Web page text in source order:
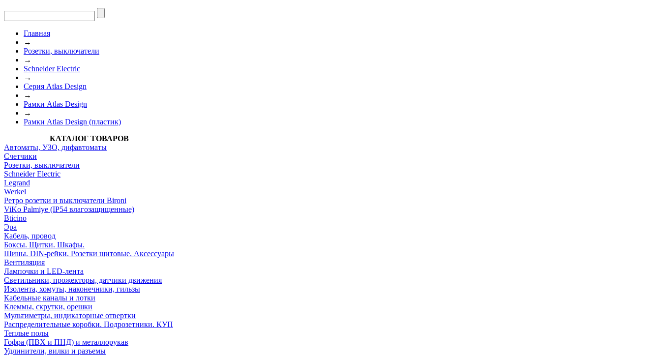
Главная
→
Розетки, выключатели
→
Schneider Electric
→
Серия Atlas Design
→
Рамки Atlas Design
→
Рамки Atlas Design (пластик)
КАТАЛОГ ТОВАРОВ
Автоматы, УЗО, дифавтоматы
Счетчики
Розетки, выключатели
Schneider Electric
Legrand
Werkel
Ретро розетки и выключатели Bironi
ViKo Palmiye (IP54 влагозащищенные)
Bticino
Эра
Кабель, провод
Боксы. Щитки. Шкафы.
Шины. DIN-рейки. Розетки щитовые. Аксессуары
Вентиляция
Лампочки и LED-лента
Светильники, прожекторы, датчики движения
Изолента, хомуты, наконечники, гильзы
Кабельные каналы и лотки
Клеммы, скрутки, орешки
Мультиметры, индикаторные отвертки
Распределительные коробки. Подрозетники. КУП
Теплые полы
Гофра (ПВХ и ПНД) и металлорукав
Удлинители, вилки и разъемы